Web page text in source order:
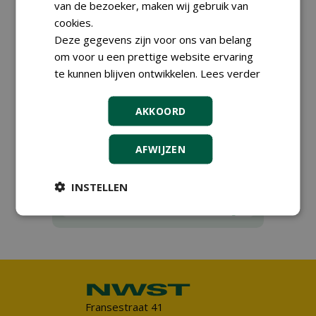
Alle rubrieken
Tijdschriften (losse exemplaren)
Greenkeeper
Stad + Groen
Boomzorg
Boom in Business
kennismiddag 'Natuurlijke stappen
naar meer biodiversiteit'
Entreeticket
Sponsor
Fransestraat 41
van de bezoeker, maken wij gebruik van
cookies.
Deze gegevens zijn voor ons van belang
om voor u een prettige website ervaring
te kunnen blijven ontwikkelen. Lees verder
AKKOORD
AFWIJZEN
INSTELLEN